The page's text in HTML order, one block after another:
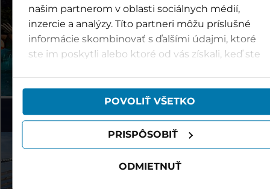
našim partnerom v oblasti sociálnych médií,
inzercie a analýzy. Títo partneri môžu príslušné
informácie skombinovať s ďalšími údajmi, ktoré
ste im poskytli alebo ktoré od vás získali, keď ste
POVOLIŤ VŠETKO
PRISPÔSOBIŤ
ODMIETNUŤ
Jasná (SK) Vysoké Tatry (SK)